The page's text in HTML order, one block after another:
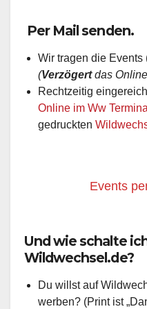
Per Mail senden.
Wir tragen die Events
(Verzögertdas
Rechtzeitig
Online im Ww
gedruckten
Events
Und wie schalte
Wildwechsel.de?
Du willst auf
werben? (Print ist